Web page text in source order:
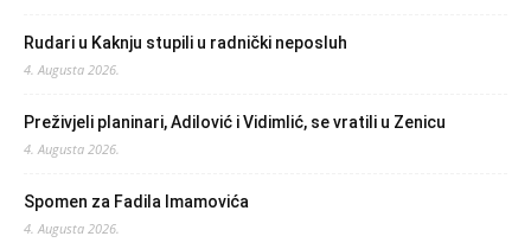
Rudari u Kaknju stupili u radnički neposluh
4. Augusta 2026.
Preživjeli planinari, Adilović i Vidimlić, se vratili u Zenicu
4. Augusta 2026.
Spomen za Fadila Imamovića
4. Augusta 2026.